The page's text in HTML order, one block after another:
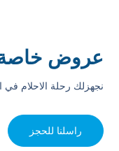
عروض خاصة
نجهزلك رحلة الاحلام
راسلنا للحجز